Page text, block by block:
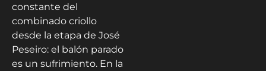
constante del
combinado criollo
desde la etapa de José
Peseiro: el balón parado
es un sufrimiento. En la